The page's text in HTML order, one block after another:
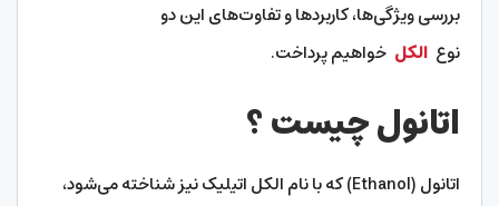
بررسی ویژگی‌ها، کاربردها و تفاوت‌های این دو
نوع الکل خواهیم پرداخت.
اتانول چیست ؟
اتانول (Ethanol) که با نام الکل اتیلیک نیز شناخته می‌شود،